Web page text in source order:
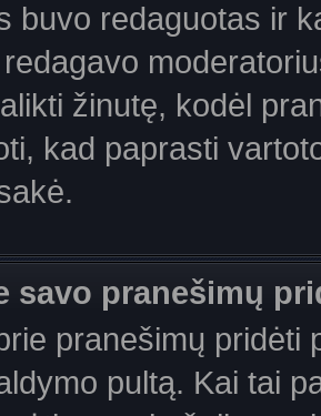
buvo redaguotas ir
žinutę, kodėl
kad paprasti
savo pranešimų
pranešimų pridėti
pultą. Kai tai